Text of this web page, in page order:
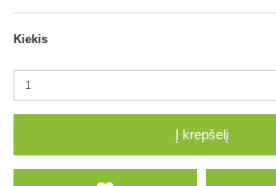
Kiekis
Į krepšelį